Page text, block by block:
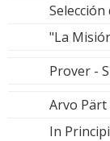
"La
Prover -
Arvo Pärt
In